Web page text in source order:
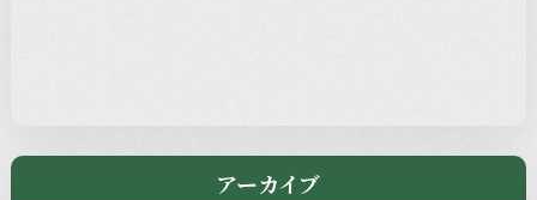
アーカイブ